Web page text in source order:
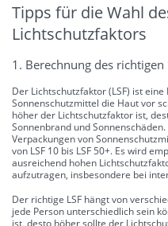
Tipps für die Wahl
Lichtschutzfaktors
1. Berechnung des richtigen
Der Lichtschutzfaktor (LSF) ist
Sonnenschutzmittel die Haut vor
höher der Lichtschutzfaktor ist,
Sonnenbrand und
Verpackungen von
von LSF 10 bis LSF 50+. Es wird
ausreichend hohen
aufzutragen, insbesondere bei
Der richtige LSF hängt von
jede Person unterschiedlich sein
ist, desto höher sollte der